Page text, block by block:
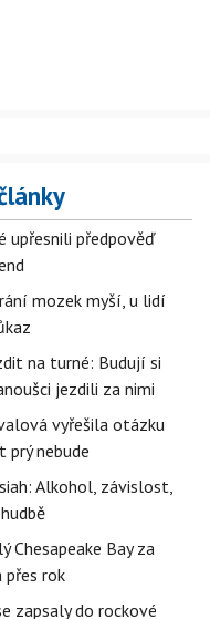
upřesnili předpověď
mozek myší, u lidí
na turné: Budují si
jezdili za nimi
vyřešila otázku
prý nebude
Alkohol, závislost,
Bay za
rok
zapsaly do rockové